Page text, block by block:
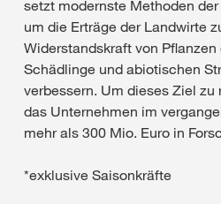
setzt modernste Methoden
um die Erträge der Landwirte
Widerstandskraft von
Schädlinge und abiotischen
verbessern. Um dieses Ziel
das Unternehmen im
mehr als 300 Mio. Euro in
*exklusive Saisonkräfte